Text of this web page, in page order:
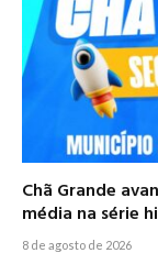
Chã Grande
média na série
8 de agosto de 2026